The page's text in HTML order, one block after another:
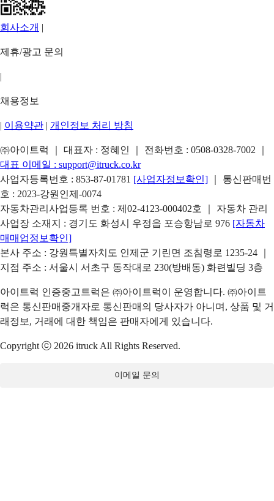
회사소개 |
제휴/광고 문의
|
채용정보
| 이용약관 | 개인정보 처리 방침
㈜아이트럭 ｜ 대표자 : 정혜인 ｜ 전화번호 : 0508-0328-7002
대표 이메일 : support@itruck.co.kr
사업자등록번호 : 853-87-01781 [사업자정보확인]
｜ 통신판매번
호 : 2023-강원인제-0074
자동차관리사업등록 번호 : 제02-4123-000402호 ｜ 자동차 관리
사업장 소재지 : 경기도 화성시 우정읍 포승항남로 976 [자동차
매매업정보확인]
본사 주소 : 강원특별자치도 인제군 기린면 조침령로 1235-24 ｜
지점 주소 : 서울시 서초구 동작대로 230(방배동) 화련빌딩 3층
아이트럭 인증중고트럭은 ㈜아이트럭이 운영합니다. ㈜아이트
럭은 통신판매중개자로 통신판매의 당사자가 아니며, 상품 및 거
래정보, 거래에 대한 책임은 판매자에게 있습니다.
Copyright ⓒ 2026 itruck All Rights Reserved.
이메일 문의